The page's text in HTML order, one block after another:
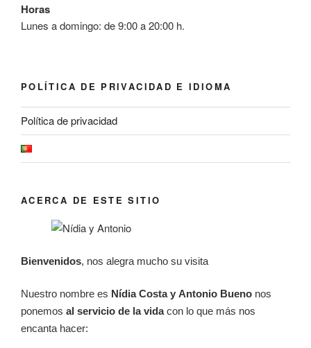
Horas
Lunes a domingo: de 9:00 a 20:00 h.
POLÍTICA DE PRIVACIDAD E IDIOMA
Política de privacidad
ACERCA DE ESTE SITIO
Bienvenidos, nos alegra mucho su visita
Nuestro nombre es Nídia Costa y Antonio Bueno nos
ponemos al servicio de la vidacon lo que más nos
encanta hacer: